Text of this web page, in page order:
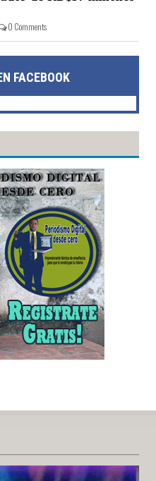
0 Comments
FACEBOOK